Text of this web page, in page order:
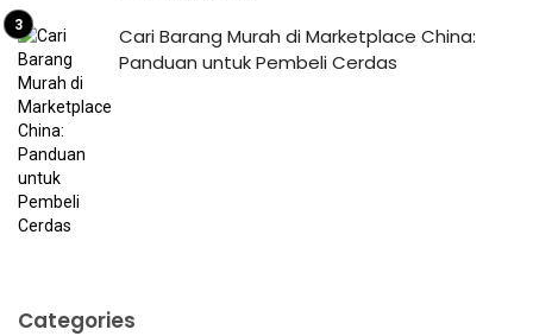
Cari Barang Murah di Marketplace China:
Panduan untuk Pembeli Cerdas
Categories